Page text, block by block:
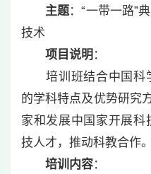
主题：“一带一路”
技术
项目说明 ：
培训班结合中国科
的学科特点及优势研究
家和发展中国家开展
技人才，推动科教合作。
培训内容：